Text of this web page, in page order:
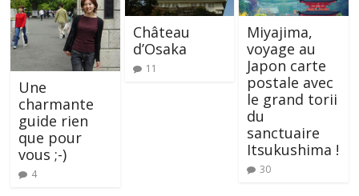
Une
charmante
guide rien
que pour
vous ;-)
4
Château
d’Osaka
11
Miyajima,
voyage au
Japon carte
postale avec
le grand torii
du
sanctuaire
Itsukushima !
30